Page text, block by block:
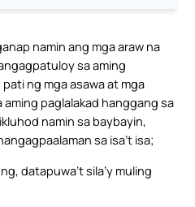
namin ang mga araw na
sa aming
ng mga asawa at mga
aming paglalakad hanggang sa
namin sa baybayin,
sa isa’t isa;
datapuwa’t sila’y muling